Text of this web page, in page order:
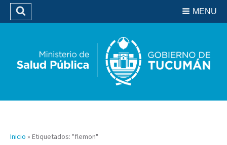
Biblioteca
MENU
Buscar
Inicio » Etiquetados: "flemon"